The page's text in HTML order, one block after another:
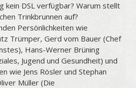
kein DSL verfügbar? Warum stellt
Trinkbrunnen auf?
Persönlichkeiten wie
Trümper, Gerd vom Bauer (Chef
Hans-Werner Brüning
Jugend und Gesundheit) und
wie Jens Rösler und Stephan
Müller (Die